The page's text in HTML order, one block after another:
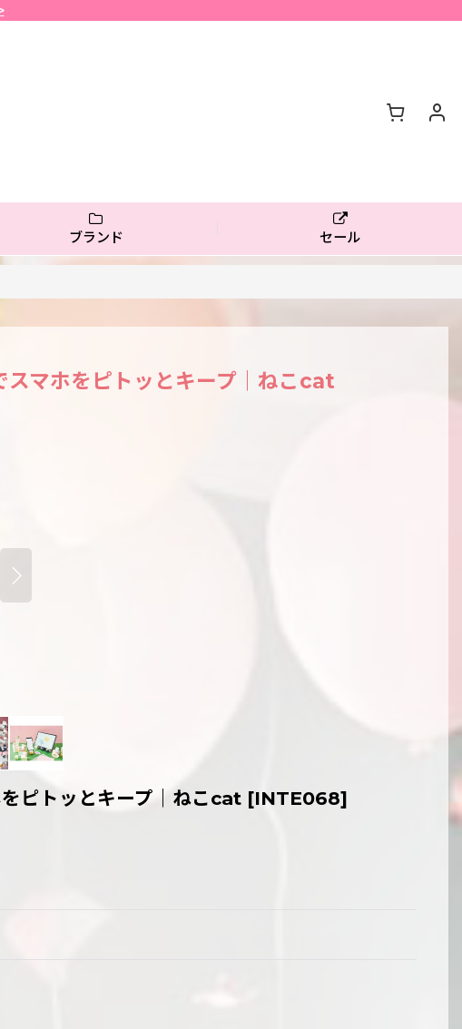
ブランド セール
マホをピトッとキープ｜ねこcat
ピトッとキープ｜ねこcat [INTE068]